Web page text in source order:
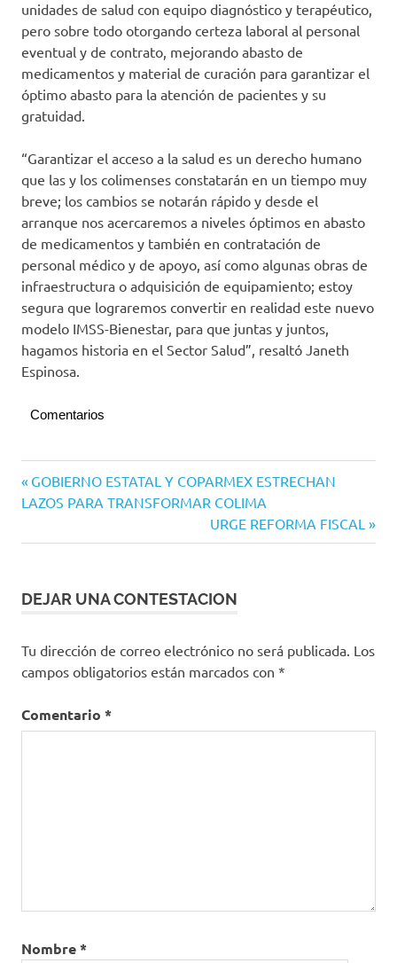
unidades de salud con equipo diagnóstico y terapéutico,
pero sobre todo otorgando certeza laboral al personal
eventual y de contrato, mejorando abasto de
medicamentos y material de curación para garantizar el
óptimo abasto para la atención de pacientes y su
gratuidad.
“Garantizar el acceso a la salud es un derecho humano
que las y los colimenses constatarán en un tiempo muy
breve; los cambios se notarán rápido y desde el
arranque nos acercaremos a niveles óptimos en abasto
de medicamentos y también en contratación de
personal médico y de apoyo, así como algunas obras de
infraestructura o adquisición de equipamiento; estoy
segura que lograremos convertir en realidad este nuevo
modelo IMSS-Bienestar, para que juntas y juntos,
hagamos historia en el Sector Salud”, resaltó Janeth
Espinosa.
Comentarios
Navegación
de
entradas
Entrada
anterior:
GOBIERNO ESTATAL Y COPARMEX ESTRECHAN
LAZOS PARA TRANSFORMAR COLIMA
Siguiente
entrada:
URGE REFORMA FISCAL
DEJAR UNA CONTESTACION
Tu dirección de correo electrónico no será publicada. Los
campos obligatorios están marcados con *
Comentario *
Nombre*